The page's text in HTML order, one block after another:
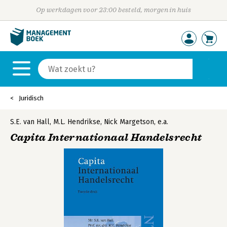
Op werkdagen voor 23:00 besteld, morgen in huis
Juridisch
S.E. van Hall, M.L. Hendrikse, Nick Margetson, e.a.
Capita Internationaal Handelsrecht